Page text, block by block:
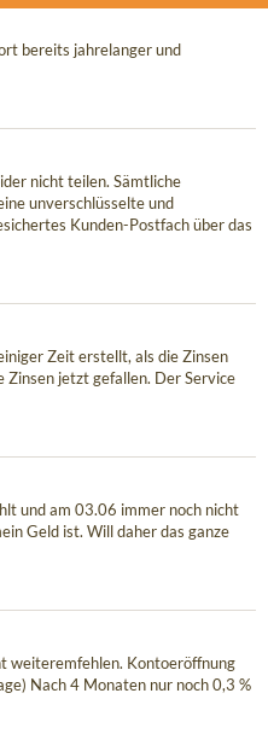
bereits jahrelanger und
nicht teilen. Sämtliche
unverschlüsselte und
Kunden-Postfach über das
Zeit erstellt, als die Zinsen
jetzt gefallen. Der Service
und am 03.06 immer noch nicht
Geld ist. Will daher das ganze
weiteremfehlen. Kontoeröffnung
Nach 4 Monaten nur noch 0,3 %